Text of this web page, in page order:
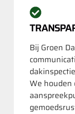
Bij Groen
We houden